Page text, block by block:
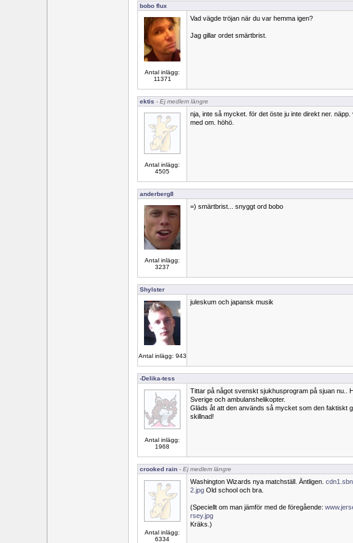
bobo flux
Antal inlägg:
11371
Vad vägde tröjan när du var hemma igen?
Jag gillar ordet smärtbrist.
ektis - Ej medlem längre
Antal inlägg:
4505
nja, inte så mycket. för det öste ju inte direkt ner.
med om. höhö.
anderberg8
Antal inlägg:
3237
=) smärtbrist... snyggt ord bobo
Shylster
Antal inlägg: 943
juleskum och japansk musik
-Delika-tess
Antal inlägg:
1968
Tittar på något svenskt sjukhusprogram på sjuan nu..
Sverige och ambulanshelikopter.
Gläds åt att den används så mycket som den faktiskt
skillnad!
crooked rain - Ej medlem längre
Antal inlägg:
6334
Washington Wizards nya matchställ. Äntligen.
2.jpg Old school och bra.
(Speciellt om man jämför med de föregående:
rsey.jpg
Kräks.)